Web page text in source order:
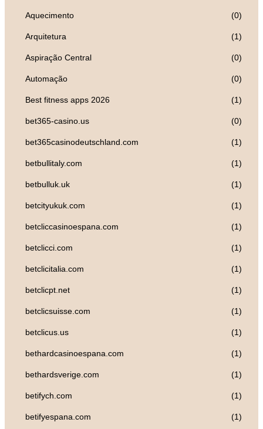
Aquecimento (0)
Arquitetura (1)
Aspiração Central (0)
Automação (0)
Best fitness apps 2026 (1)
bet365-casino.us (0)
bet365casinodeutschland.com (1)
betbullitaly.com (1)
betbulluk.uk (1)
betcityukuk.com (1)
betcliccasinoespana.com (1)
betclicci.com (1)
betclicitalia.com (1)
betclicpt.net (1)
betclicsuisse.com (1)
betclicus.us (1)
bethardcasinoespana.com (1)
bethardsverige.com (1)
betifych.com (1)
betifyespana.com (1)